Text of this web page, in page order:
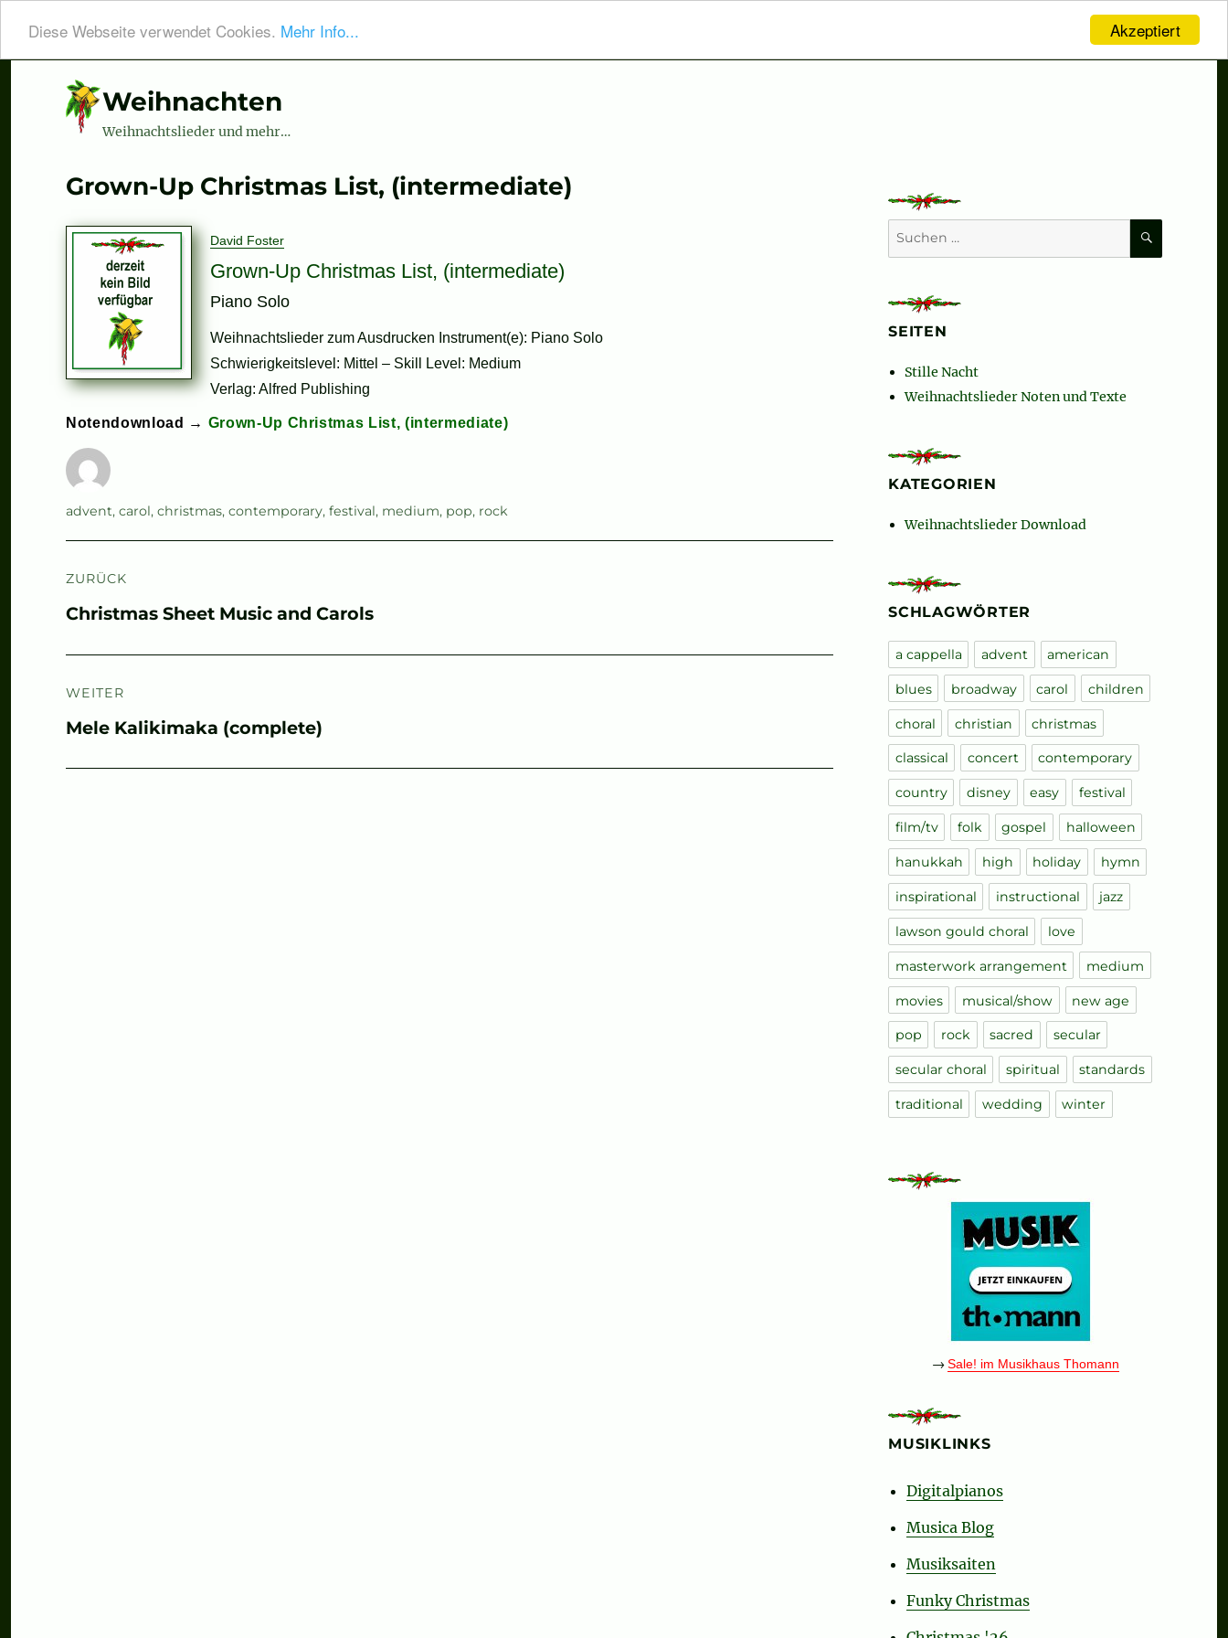
Akzeptiert
Diese Webseite verwendet Cookies. Mehr Info...
Weihnachten
Weihnachtslieder und mehr…
Grown-Up Christmas List, (intermediate)
David Foster
Grown-Up Christmas List, (intermediate)
Piano Solo
Weihnachtslieder zum Ausdrucken Instrument(e): Piano Solo
Schwierigkeitslevel: Mittel – Skill Level: Medium
Verlag: Alfred Publishing
Notendownload → Grown-Up Christmas List, (intermediate)
Autor
Schlagwörter
advent, carol, christmas, contemporary, festival, medium, pop, rock
ZURÜCK
Vorheriger
Christmas Sheet Music and Carols
WEITER
Nächster
Mele Kalikimaka (complete)
Suchen
nach:
SEITEN
Stille Nacht
Weihnachtslieder Noten und Texte
KATEGORIEN
Weihnachtslieder Download
SCHLAGWÖRTER
a cappella advent american
blues broadway carol children
choral christian christmas
classical concert contemporary
country disney easy festival
film/tv folk gospel halloween
hanukkah high holiday hymn
inspirational instructional jazz
lawson gould choral love
masterwork arrangement medium
movies musical/show new age
pop rock sacred secular
secular choral spiritual standards
traditional wedding winter
→Sale! im Musikhaus Thomann
MUSIKLINKS
Digitalpianos
Musica Blog
Musiksaiten
Funky Christmas